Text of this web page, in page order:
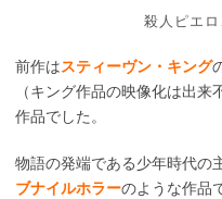
殺人ピエ
前作はスティーヴン・キング
（キング作品の映像化は出来
作品でした。
物語の発端である少年時代の
ブナイルホラーのような作品